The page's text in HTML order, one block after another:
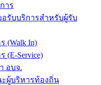
าร
รับบริการสำหรับผู้รับ
(Walk In)
(E-Service)
อบจ.
ผู้บริหารท้องถิ่น